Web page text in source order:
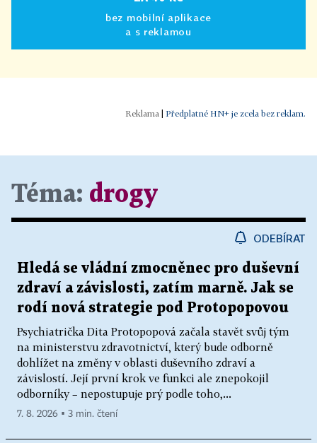
bez mobilní aplikace
a s reklamou
Předplatné HN+ je zcela bez reklam.
Téma: drogy
ODEBÍRAT
Hledá se vládní zmocněnec pro duševní
zdraví a závislosti, zatím marně. Jak se
rodí nová strategie pod Protopopovou
Psychiatrička Dita Protopopová začala stavět svůj tým
na ministerstvu zdravotnictví, který bude odborně
dohlížet na změny v oblasti duševního zdraví a
závislostí. Její první krok ve funkci ale znepokojil
odborníky – nepostupuje prý podle toho,...
7. 8. 2026 ▪ 3 min. čtení